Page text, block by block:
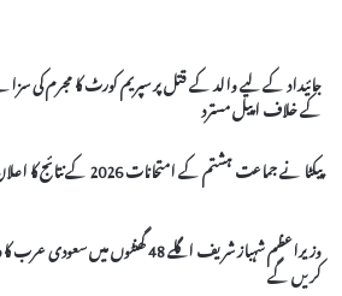
جائیداد کے لیے والد کے قتل پر سپریم کورٹ کا مجرم کی
کے خلاف اپیل مسترد
پیکٹا نے جماعت ہشتم کے امتحانات 2026 کے نتائج کا اعلان کر دیا
وزیراعظم شہباز شریف اگلے 48 گھنٹوں میں سعودی
کریں گے